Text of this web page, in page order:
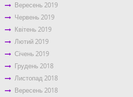
Вересень 2019
Червень 2019
Квітень 2019
Лютий 2019
Січень 2019
Грудень 2018
Листопад 2018
Вересень 2018